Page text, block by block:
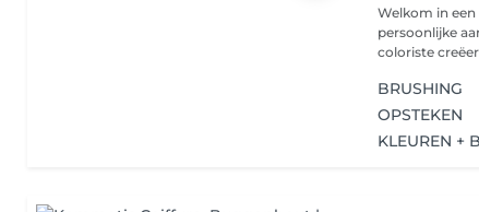
Welkom in
persoonlijke
coloriste
BRUSHING
OPSTEKEN
KLEUREN +